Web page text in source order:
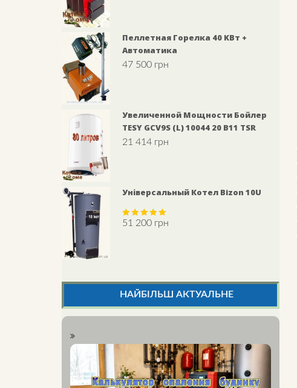
Пеллетная Горелка 40 KВт +
Автоматика
47 500 грн
Увеличенной Мощности Бойлер
TESY GCV9S (L) 10044 20 B11 TSR
21 414 грн
Універсальный Котел Bizon 10U
Rated5.00
51 200 грн
НАЙБІЛЬШ АКТУАЛЬНЕ